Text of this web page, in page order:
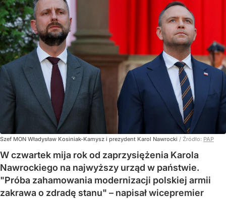
Szef MON Władysław Kosiniak-Kamysz i prezydent Karol Nawrocki / Źródło: PAP
W czwartek mija rok od zaprzysiężenia Karola
Nawrockiego na najwyższy urząd w państwie.
"Próba zahamowania modernizacji polskiej armii
zakrawa o zdradę stanu" – napisał wicepremier